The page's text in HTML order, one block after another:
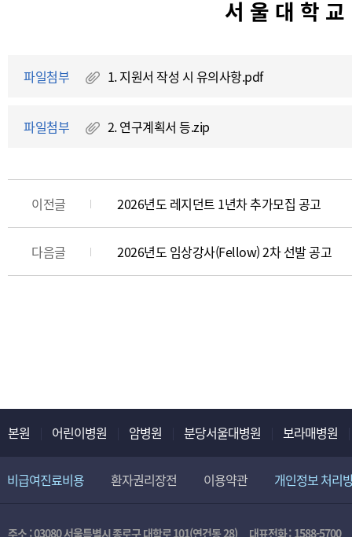
서 울 대 학
파일첨부 1. 지원서 작성 시 유의사항.pdf
파일첨부 2. 연구계획서 등.zip
이전글 2026년도 레지던트 1년차 추가모집 공고
다음글 2026년도 임상강사(Fellow) 2차 선발 공고
본원 어린이병원 암병원 분당서울대병원 보라매병원
비급여진료비용 환자권리장전 이용약관 개인정보 처리
주소 : 03080 서울특별시 종로구 대학로 101(연건동 28) 대표전화 : 1588-5700